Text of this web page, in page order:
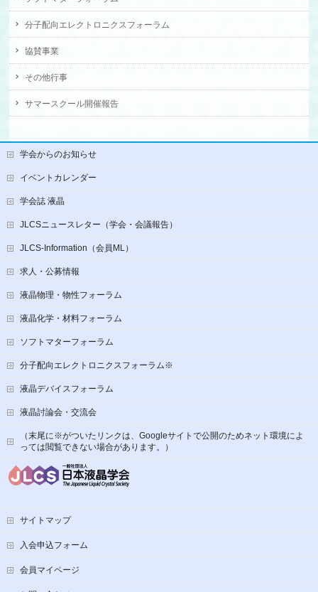
分子配向エレクトロニクスフォーラム
協賛事業
その他行事
サマースクール開催報告
学会からのお知らせ
イベントカレンダー
学会誌 液晶
JLCSニュースレター（学会・会議報告）
JLCS-Information（会員ML）
求人・公募情報
液晶物理・物性フォーラム
液晶化学・材料フォーラム
ソフトマターフォーラム
分子配向エレクトロニクスフォーラム※
液晶デバイスフォーラム
液晶討論会・交流会
（末尾に※がついたリンクは、Googleサイトで公開のためネット環境によ
っては閲覧できない場合があります。）
サイトマップ
入会申込フォーム
会員マイページ